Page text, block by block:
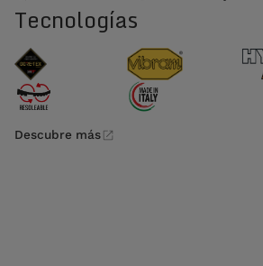
Tecnologías
Descubre más